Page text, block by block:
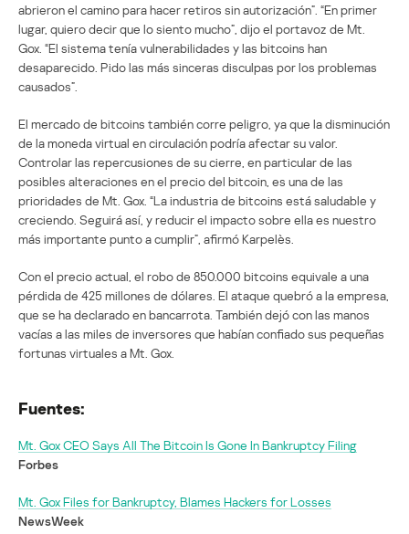
abrieron el camino para hacer retiros sin autorización”. “En primer
lugar, quiero decir que lo siento mucho”, dijo el portavoz de Mt.
Gox. “El sistema tenía vulnerabilidades y las bitcoins han
desaparecido. Pido las más sinceras disculpas por los problemas
causados”.
El mercado de bitcoins también corre peligro, ya que la disminución
de la moneda virtual en circulación podría afectar su valor.
Controlar las repercusiones de su cierre, en particular de las
posibles alteraciones en el precio del bitcoin, es una de las
prioridades de Mt. Gox. “La industria de bitcoins está saludable y
creciendo. Seguirá así, y reducir el impacto sobre ella es nuestro
más importante punto a cumplir”, afirmó Karpelès.
Con el precio actual, el robo de 850.000 bitcoins equivale a una
pérdida de 425 millones de dólares. El ataque quebró a la empresa,
que se ha declarado en bancarrota. También dejó con las manos
vacías a las miles de inversores que habían confiado sus pequeñas
fortunas virtuales a Mt. Gox.
Fuentes:
Mt. Gox CEO Says All The Bitcoin Is Gone In Bankruptcy Filing
Forbes
Mt. Gox Files for Bankruptcy, Blames Hackers for Losses
NewsWeek